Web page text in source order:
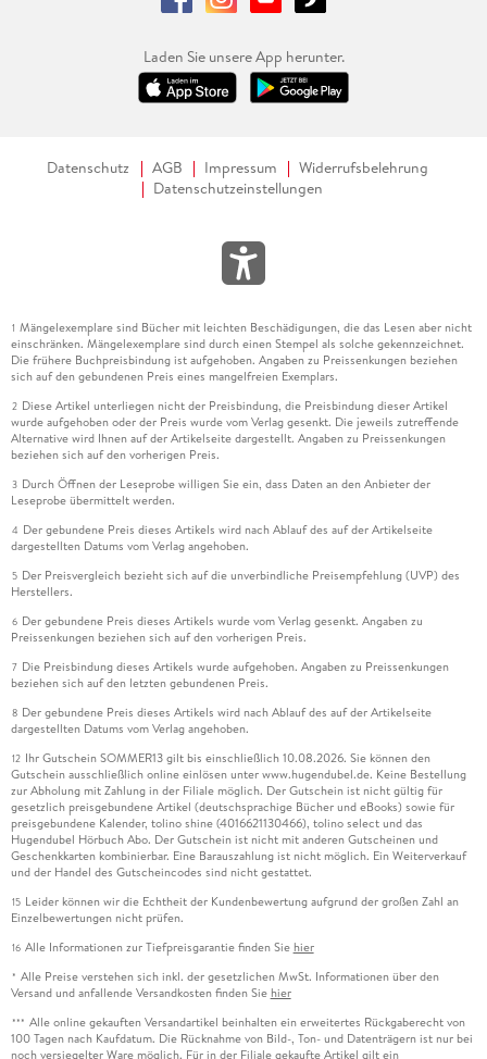
Laden Sie unsere App herunter.
Datenschutz AGB Impressum
Widerrufsbelehrung
Datenschutzeinstellungen
1 Mängelexemplare sind Bücher mit leichten Beschädigungen, die das Lesen aber nicht
einschränken. Mängelexemplare sind durch einen Stempel als solche gekennzeichnet.
Die frühere Buchpreisbindung ist aufgehoben. Angaben zu Preissenkungen beziehen
sich auf den gebundenen Preis eines mangelfreien Exemplars.
2 Diese Artikel unterliegen nicht der Preisbindung, die Preisbindung dieser Artikel
wurde aufgehoben oder der Preis wurde vom Verlag gesenkt. Die jeweils zutreffende
Alternative wird Ihnen auf der Artikelseite dargestellt. Angaben zu Preissenkungen
beziehen sich auf den vorherigen Preis.
3 Durch Öffnen der Leseprobe willigen Sie ein, dass Daten an den Anbieter der
Leseprobe übermittelt werden.
4 Der gebundene Preis dieses Artikels wird nach Ablauf des auf der Artikelseite
dargestellten Datums vom Verlag angehoben.
5 Der Preisvergleich bezieht sich auf die unverbindliche Preisempfehlung (UVP) des
Herstellers.
6 Der gebundene Preis dieses Artikels wurde vom Verlag gesenkt. Angaben zu
Preissenkungen beziehen sich auf den vorherigen Preis.
7 Die Preisbindung dieses Artikels wurde aufgehoben. Angaben zu Preissenkungen
beziehen sich auf den letzten gebundenen Preis.
8 Der gebundene Preis dieses Artikels wird nach Ablauf des auf der Artikelseite
dargestellten Datums vom Verlag angehoben.
12 Ihr Gutschein SOMMER13 gilt bis einschließlich 10.08.2026. Sie können den
Gutschein ausschließlich online einlösen unter www.hugendubel.de. Keine Bestellung
zur Abholung mit Zahlung in der Filiale möglich. Der Gutschein ist nicht gültig für
gesetzlich preisgebundene Artikel (deutschsprachige Bücher und eBooks) sowie für
preisgebundene Kalender, tolino shine (4016621130466), tolino select und das
Hugendubel Hörbuch Abo. Der Gutschein ist nicht mit anderen Gutscheinen und
Geschenkkarten kombinierbar. Eine Barauszahlung ist nicht möglich. Ein Weiterverkauf
und der Handel des Gutscheincodes sind nicht gestattet.
15 Leider können wir die Echtheit der Kundenbewertung aufgrund der großen Zahl an
Einzelbewertungen nicht prüfen.
16 Alle Informationen zur Tiefpreisgarantie finden Sie hier
* Alle Preise verstehen sich inkl. der gesetzlichen MwSt. Informationen über den
Versand und anfallende Versandkosten finden Sie hier
*** Alle online gekauften Versandartikel beinhalten ein erweitertes Rückgaberecht von
100 Tagen nach Kaufdatum. Die Rücknahme von Bild-, Ton- und Datenträgern ist nur bei
noch versiegelter Ware möglich. Für in der Filiale gekaufte Artikel gilt ein